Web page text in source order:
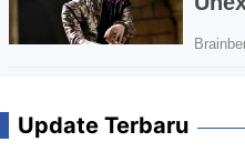
Update Terbaru